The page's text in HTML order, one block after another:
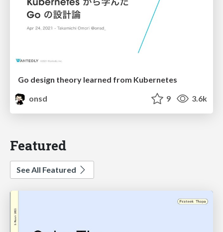
Go design theory learned from Kubernetes
onsd
9 3.6k
Featured
See All Featured